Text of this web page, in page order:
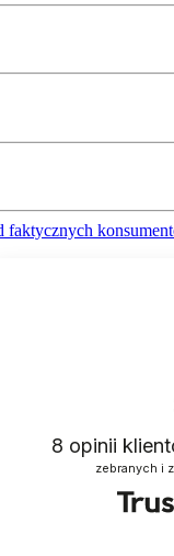
faktycznych
8 opinii
zebranych i